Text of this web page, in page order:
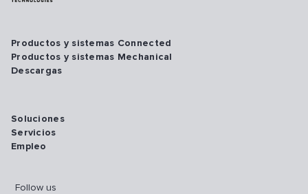
Productos y sistemas Connected
Productos y sistemas Mechanical
Descargas
Soluciones
Servicios
Empleo
Follow us